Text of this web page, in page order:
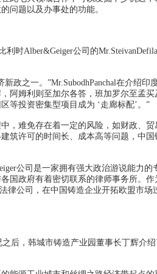
问题以及办事处的功能。
时Alber&Geiger公司的
之一。”Mr.SubodhPanchal在介绍印
阿姆利则至加尔各答，班加罗尔至孟
等投资密集型项目成为 ‘走廊标配’。”
难免存在着一定的风险，如财政、贸
筑许可的时间长、成本高等问题，中
公司是一家拥有强大政治游说能力的
国政府有着密切联系的律师事务所。
律公司，在中国铸造企业开拓欧盟市场
，韩城市铸造产业园董事长丁辉介绍